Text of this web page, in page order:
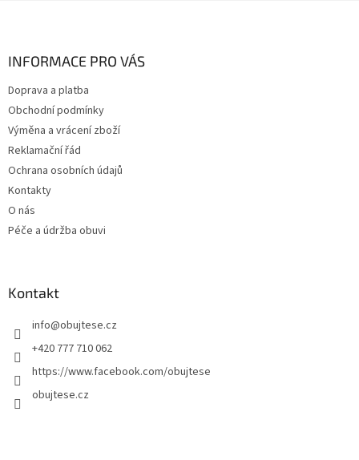
INFORMACE PRO VÁS
Doprava a platba
Obchodní podmínky
Výměna a vrácení zboží
Reklamační řád
Ochrana osobních údajů
Kontakty
O nás
Péče a údržba obuvi
Kontakt
info@obujtese.cz
+420 777 710 062
https://www.facebook.com/obujtese
obujtese.cz